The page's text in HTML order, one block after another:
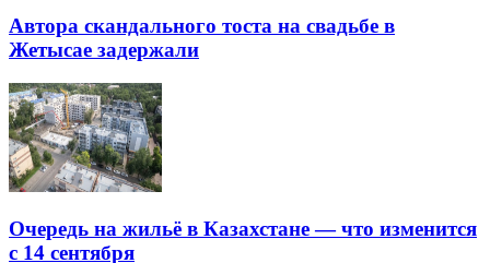
Автора скандального тоста на свадьбе в
Жетысае задержали
Очередь на жильё в Казахстане — что изменится
с 14 сентября